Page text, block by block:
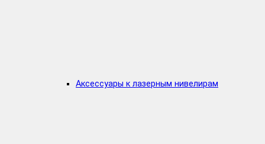
Аксессуары к лазерным нивелирам